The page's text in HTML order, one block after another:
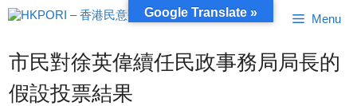
跳
至
容
Menu
市民對徐英偉續任民政事務局局長的
假設投票結果
Google Translate »